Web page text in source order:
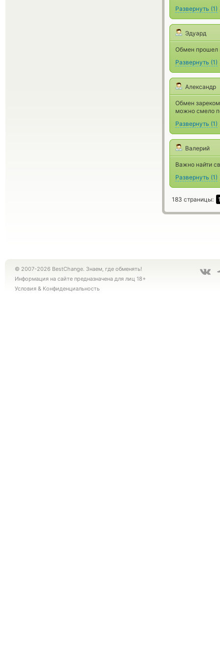
Развернуть (1)
Эдуард
Обмен прошел
Развернуть (1)
Александр
Обмен
можно смело
Развернуть (1)
Валерий
Важно найти
Развернуть (1)
183 страницы:
© 2007-2026 BestChange. Знаем, где обменять!
Информация на сайте предназначена для лиц 18+
Условия & Конфиденциальность